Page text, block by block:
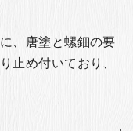
、唐塗と螺鈿の要
止め付いており、